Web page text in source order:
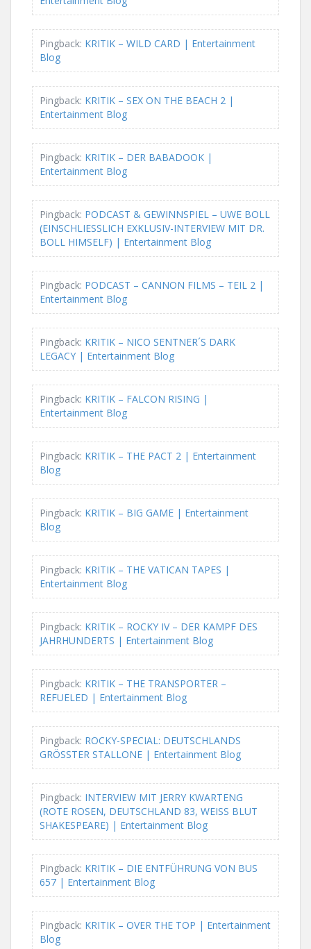
Pingback: KRITIK – WILD CARD | Entertainment
Blog
Pingback: KRITIK – SEX ON THE BEACH 2 |
Entertainment Blog
Pingback: KRITIK – DER BABADOOK |
Entertainment Blog
Pingback: PODCAST & GEWINNSPIEL – UWE BOLL
(EINSCHLIESSLICH EXKLUSIV-INTERVIEW MIT DR.
BOLL HIMSELF) | Entertainment Blog
Pingback: PODCAST – CANNON FILMS – TEIL 2 |
Entertainment Blog
Pingback: KRITIK – NICO SENTNER´S DARK
LEGACY | Entertainment Blog
Pingback: KRITIK – FALCON RISING |
Entertainment Blog
Pingback: KRITIK – THE PACT 2 | Entertainment
Blog
Pingback: KRITIK – BIG GAME | Entertainment
Blog
Pingback: KRITIK – THE VATICAN TAPES |
Entertainment Blog
Pingback: KRITIK – ROCKY IV – DER KAMPF DES
JAHRHUNDERTS | Entertainment Blog
Pingback: KRITIK – THE TRANSPORTER –
REFUELED | Entertainment Blog
Pingback: ROCKY-SPECIAL: DEUTSCHLANDS
GRÖSSTER STALLONE | Entertainment Blog
Pingback: INTERVIEW MIT JERRY KWARTENG
(ROTE ROSEN, DEUTSCHLAND 83, WEISS BLUT
SHAKESPEARE) | Entertainment Blog
Pingback: KRITIK – DIE ENTFÜHRUNG VON BUS
657 | Entertainment Blog
Pingback: KRITIK – OVER THE TOP | Entertainment
Blog